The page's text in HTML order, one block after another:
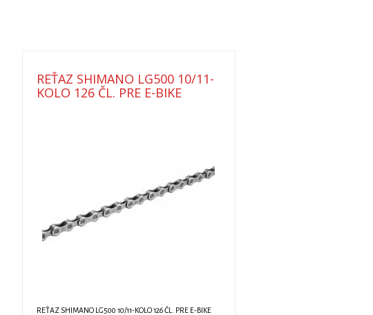
REŤAZ SHIMANO LG500 10/11-
KOLO 126 ČL. PRE E-BIKE
REŤAZ SHIMANO LG500 10/11-KOLO 126 ČL. PRE E-BIKE